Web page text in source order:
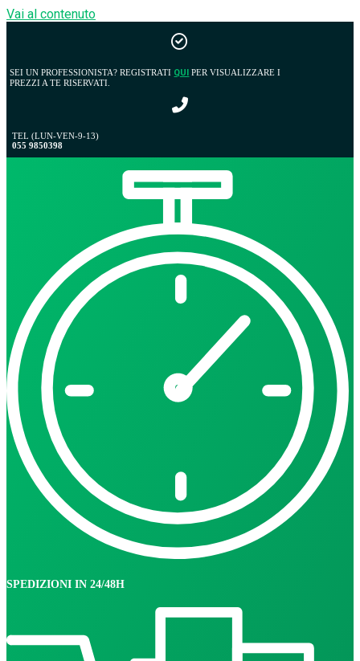
Vai al contenuto
SEI UN PROFESSIONISTA? REGISTRATI QUI PER VISUALIZZARE I
PREZZI A TE RISERVATI.
TEL (LUN-VEN-9-13)
055 9850398
SPEDIZIONI IN 24/48H